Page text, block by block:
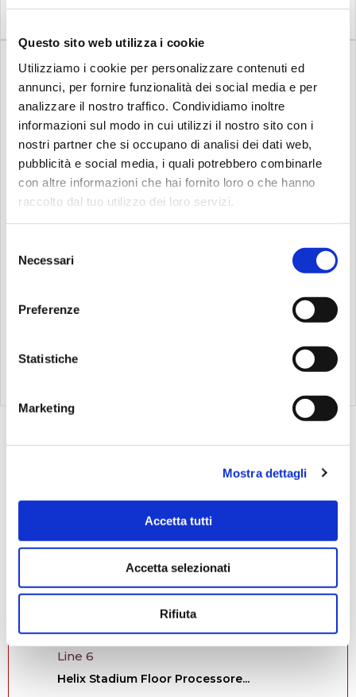
Questo sito web utilizza i cookie
Utilizziamo i cookie per personalizzare contenuti ed
annunci, per fornire funzionalità dei social media e per
analizzare il nostro traffico. Condividiamo inoltre
informazioni sul modo in cui utilizzi il nostro sito con i
nostri partner che si occupano di analisi dei dati web,
pubblicità e social media, i quali potrebbero combinarle
con altre informazioni che hai fornito loro o che hanno
raccolto dal tuo utilizzo dei loro servizi.
delNecessari
Preferenze
Statistiche
Marketing
Mostra dettagli
Accetta tutti
Accetta selezionati
Rifiuta
Istanbul agop
Signature -...
Due crash/ride progettati in
Sterling, acclamato
batterista in studio, per
moderne, ma ben radicate
€
806,00
Compra
Turkish
CRASH RIDE ...
Earthy qualities, with
articulate response, are
expedient for jazz, funk, and
Compra
-11% New
Line 6
Helix Stadium Floor Processore...